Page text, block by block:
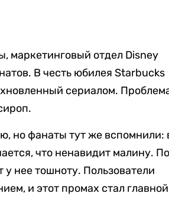
маркетинговый отдел Disney
В честь юбилея Starbucks
сериалом.
но фанаты тут же вспомнили:
что ненавидит малину.
нее тошноту. Пользователи
и этот промах стал